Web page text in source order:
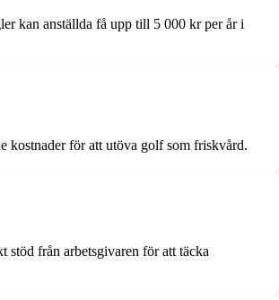
kan anställda få upp till 5 000 kr per år i
kostnader för att utöva golf som friskvård.
stöd från arbetsgivaren för att täcka